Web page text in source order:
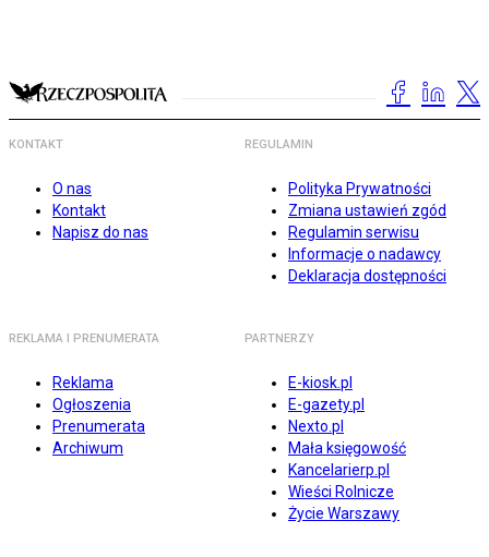
KONTAKT
O nas
Kontakt
Napisz do nas
REGULAMIN
Polityka Prywatności
Zmiana ustawień zgód
Regulamin serwisu
Informacje o nadawcy
Deklaracja dostępności
REKLAMA I PRENUMERATA
Reklama
Ogłoszenia
Prenumerata
Archiwum
PARTNERZY
E-kiosk.pl
E-gazety.pl
Nexto.pl
Mała księgowość
Kancelarierp.pl
Wieści Rolnicze
Życie Warszawy